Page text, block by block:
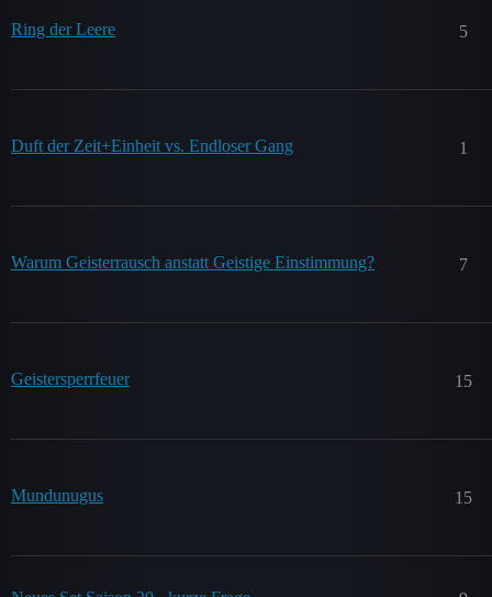
Ring der Leere 5
Duft der Zeit+Einheit vs. Endloser Gang 1
Warum Geisterrausch anstatt Geistige Einstimmung? 7
Geistersperrfeuer 15
Mundunugus 15